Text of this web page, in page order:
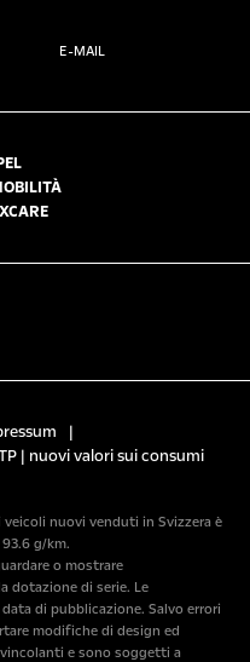
E-MAIL
|
| nuovi valori sui consumi
nuovi venduti in Svizzera è
g/km.
o mostrare
dotazione di serie. Le
di pubblicazione. Salvo errori
modifiche di design ed
e sono soggetti a